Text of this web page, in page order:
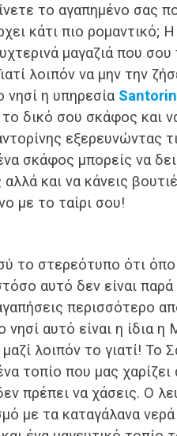
το αγαπημένο σας
κάτι πιο ρομαντικό;
μαγαζιά που
λοιπόν να μην την
η υπηρεσία
το δικό σου σκάφος και
εξερευνώντας
σκάφος μπορείς να
και να κάνεις
με το ταίρι σου!
το στερεότυπο ότι
αυτό δεν είναι
περισσότερο
αυτό είναι η ίδια η
λοιπόν το γιατί! Το
τοπίο που μας
πρέπει να χάσεις. Ο
με τα καταγάλανα νερά